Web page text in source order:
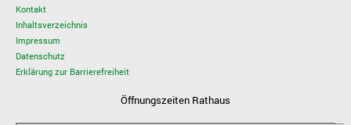
Kontakt
Inhaltsverzeichnis
Impressum
Datenschutz
Erklärung zur Barrierefreiheit
Öffnungszeiten Rathaus